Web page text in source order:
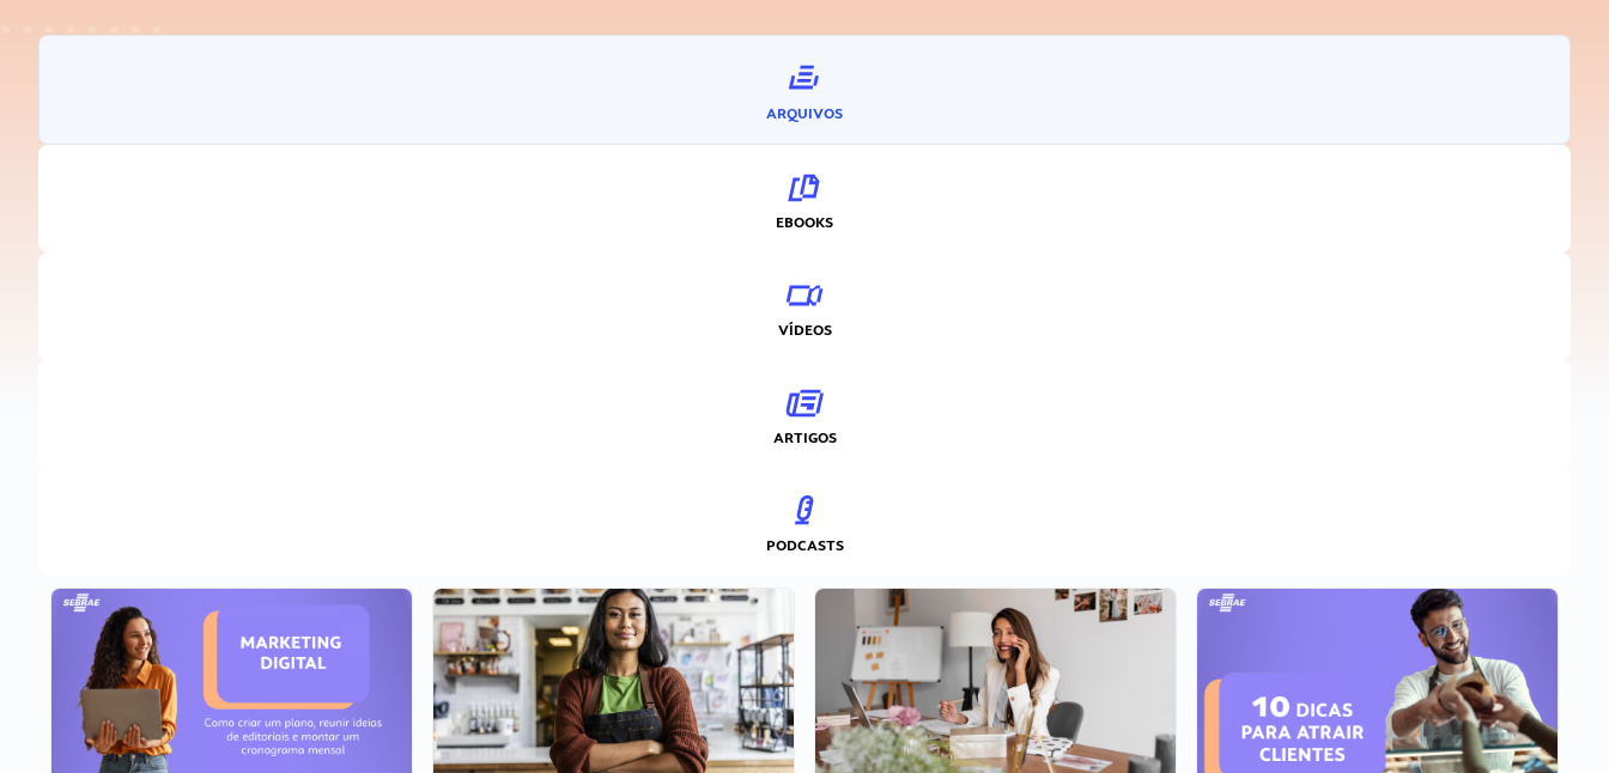
ARQUIVOS
EBOOKS
VÍDEOS
ARTIGOS
PODCASTS